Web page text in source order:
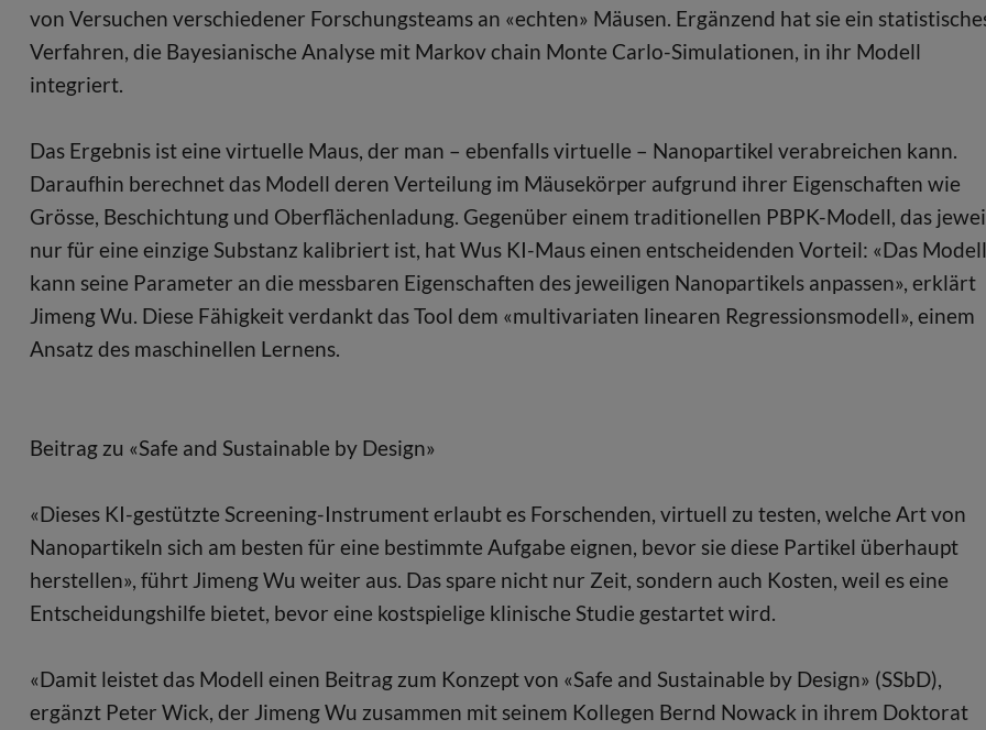
von Versuchen verschiedener Forschungsteams an «echten» Mäusen. Ergänzend hat sie ein
Verfahren, die Bayesianische Analyse mit Markov chain Monte Carlo-Simulationen, in ihr Modell
integriert.
Das Ergebnis ist eine virtuelle Maus, der man – ebenfalls virtuelle – Nanopartikel verabreichen kann.
Daraufhin berechnet das Modell deren Verteilung im Mäusekörper aufgrund ihrer Eigenschaften wie
Grösse, Beschichtung und Oberflächenladung. Gegenüber einem traditionellen PBPK-Modell, das
nur für eine einzige Substanz kalibriert ist, hat Wus KI-Maus einen entscheidenden Vorteil: «Das Modell
kann seine Parameter an die messbaren Eigenschaften des jeweiligen Nanopartikels anpassen», erklärt
Jimeng Wu. Diese Fähigkeit verdankt das Tool dem «multivariaten linearen Regressionsmodell», einem
Ansatz des maschinellen Lernens.
Beitrag zu «Safe and Sustainable by Design»
«Dieses KI-gestützte Screening-Instrument erlaubt es Forschenden, virtuell zu testen, welche Art von
Nanopartikeln sich am besten für eine bestimmte Aufgabe eignen, bevor sie diese Partikel überhaupt
herstellen», führt Jimeng Wu weiter aus. Das spare nicht nur Zeit, sondern auch Kosten, weil es eine
Entscheidungshilfe bietet, bevor eine kostspielige klinische Studie gestartet wird.
«Damit leistet das Modell einen Beitrag zum Konzept von «Safe and Sustainable by Design» (SSbD),
ergänzt Peter Wick, der Jimeng Wu zusammen mit seinem Kollegen Bernd Nowack in ihrem Doktorat